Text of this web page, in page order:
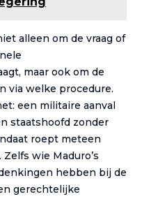
alleen om de vraag of
maar ook om de
via welke procedure.
een militaire aanval
staatshoofd zonder
roept meteen
wie Maduro’s
hebben bij de
gerechtelijke